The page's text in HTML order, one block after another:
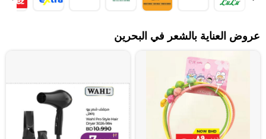
عروض العناية بالشعر في البحرين